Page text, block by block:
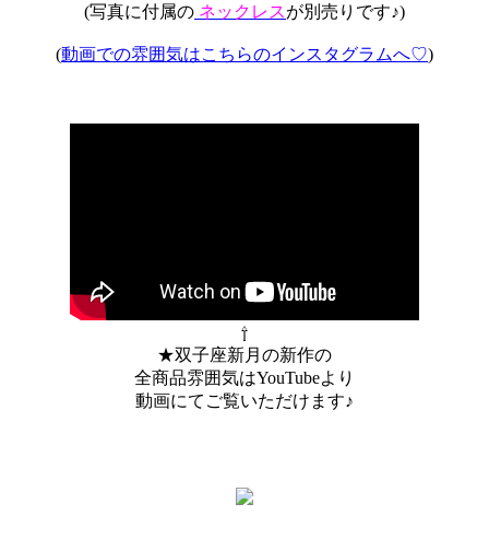
(写真に付属の ネックレスが別売りです♪)
(動画での雰囲気はこちらのインスタグラムへ♡)
⇧
★双子座新月の新作の
全商品雰囲気はYouTubeより
動画にてご覧いただけます♪